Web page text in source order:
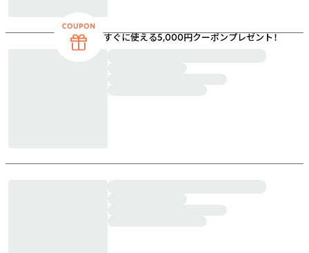
すぐに使える5,000円クーポンプレゼント！